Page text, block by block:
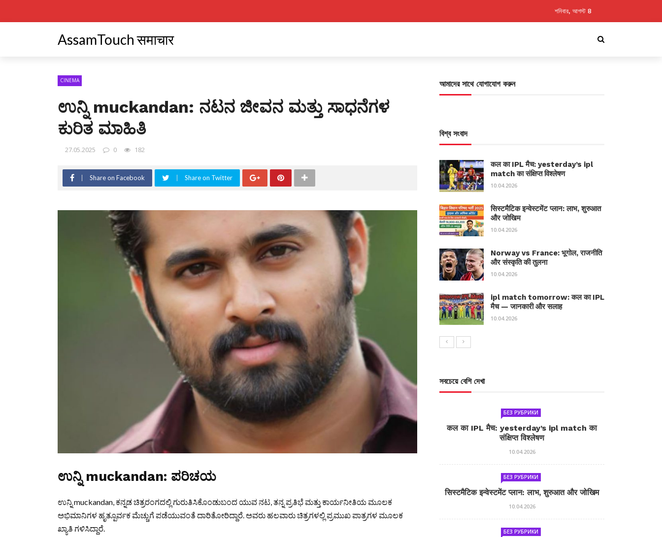
শনিবার, আগস্ট 8
AssamTouch समाचार
CINEMA
ಉನ್ನಿ muckandan: ನಟನ ಜೀವನ ಮತ್ತು ಸಾಧನೆಗಳ
ಕುರಿತ ಮಾಹಿತಿ
27.05.2025 0 182
Share on Facebook Share on Twitter
ಉನ್ನಿ muckandan: ಪರಿಚಯ
ಉನ್ನಿ muckandan, ಕನ್ನಡ ಚಿತ್ರರಂಗದಲ್ಲಿ ಗುರುತಿಸಿಕೊಂಡುಬಂದ ಯುವ ನಟ, ತನ್ನ ಪ್ರತಿಭೆ ಮತ್ತು ಕಾರ್ಯನೀತಿಯ ಮೂಲಕ
ಅಭಿಮಾನಿಗಳ ಹೃತ್ಪೂರ್ವಕ ಮೆಚ್ಚುಗೆ ಪಡೆಯುವಂತೆ ದಾರಿತೋರಿದ್ದಾರೆ. ಅವರು ಹಲವಾರು ಚಿತ್ರಗಳಲ್ಲಿ ಪ್ರಮುಖ ಪಾತ್ರಗಳ ಮೂಲಕ
ಖ್ಯಾತಿ ಗಳಿಸಿದ್ದಾರೆ.
আমাদের সাথে যোগাযোগ করুন
বিশ্ব সংবাদ
कल का IPL मैच: yesterday’s ipl
match का संक्षिप्त विश्लेषण
10.04.2026
सिस्टमैटिक इन्वेस्टमेंट प्लान: लाभ, शुरुआत
और जोखिम
10.04.2026
Norway vs France: भूगोल, राजनीति
और संस्कृति की तुलना
10.04.2026
ipl match tomorrow: कल का IPL
मैच — जानकारी और सलाह
10.04.2026
সবচেয়ে বেশি দেখা
БЕЗ РУБРИКИ
कल का IPL मैच: yesterday’s ipl match का
संक्षिप्त विश्लेषण
10.04.2026
БЕЗ РУБРИКИ
सिस्टमैटिक इन्वेस्टमेंट प्लान: लाभ, शुरुआत और जोखिम
10.04.2026
БЕЗ РУБРИКИ